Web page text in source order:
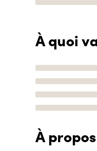
À quoi
À